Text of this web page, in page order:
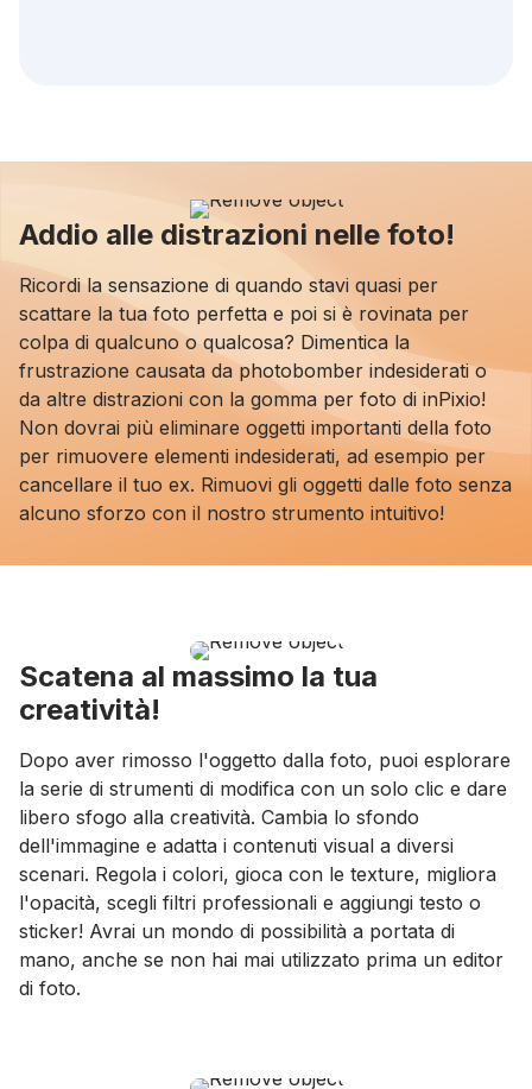
Addio alle distrazioni nelle foto!
Ricordi la sensazione di quando stavi quasi per
scattare la tua foto perfetta e poi si è rovinata per
colpa di qualcuno o qualcosa? Dimentica la
frustrazione causata da photobomber indesiderati o
da altre distrazioni con la gomma per foto di inPixio!
Non dovrai più eliminare oggetti importanti della foto
per rimuovere elementi indesiderati, ad esempio per
cancellare il tuo ex. Rimuovi gli oggetti dalle foto senza
alcuno sforzo con il nostro strumento intuitivo!
Scatena al massimo la tua
creatività!
Dopo aver rimosso l'oggetto dalla foto, puoi esplorare
la serie di strumenti di modifica con un solo clic e dare
libero sfogo alla creatività. Cambia lo sfondo
dell'immagine e adatta i contenuti visual a diversi
scenari. Regola i colori, gioca con le texture, migliora
l'opacità, scegli filtri professionali e aggiungi testo o
sticker! Avrai un mondo di possibilità a portata di
mano, anche se non hai mai utilizzato prima un editor
di foto.